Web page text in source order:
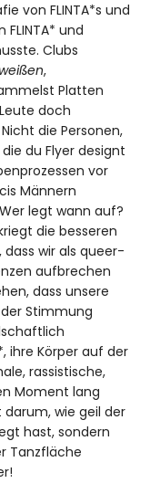
von FLINTA*s und
und
Clubs
,
Platten
doch
die Personen,
du Flyer designt
vor
Männern
legt wann auf?
die besseren
wir als queer-
aufbrechen
dass unsere
Stimmung
ihre Körper auf der
rassistische,
Moment lang
wie geil der
hast, sondern
Tanzfläche